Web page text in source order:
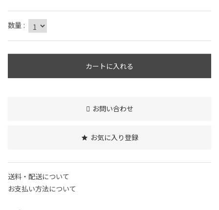
数量 :
カートに入れる
お問い合わせ
お気に入り登録
送料・配送について
お支払い方法について